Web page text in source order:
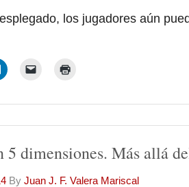
los jugadores aún
5 dimensiones. Más allá
By Juan J. F. Valera Mariscal